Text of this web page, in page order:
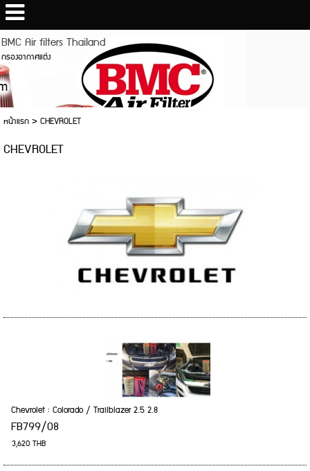
BMC Air filters Thailand
กรองอากาศแต่ง
หน้าแรก>CHEVROLET
CHEVROLET
Chevrolet : Colorado / Trailblazer 2.5 2.8
FB799/08
3,620 THB